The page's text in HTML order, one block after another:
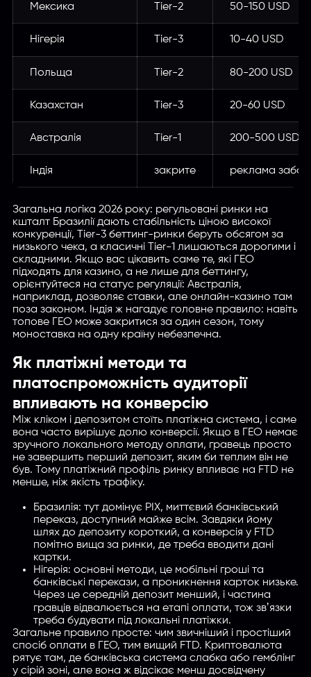
Мексика Tier-2 50-150 USD
Нігерія Tier-3 10-40 USD
Польща Tier-2 80-200 USD
Казахстан Tier-3 20-60 USD
Австралія Tier-1 200-500 USD
Індія закрите реклама
Загальна логіка 2026 року: регульовані ринки на
кшталт Бразилії дають стабільність ціною високої
конкуренції, Tier-3 беттинг-ринки беруть обсягом за
низького чека, а класичні Tier-1 лишаються дорогими і
складними. Якщо вас цікавить саме те, які ГЕО
підходять для казино, а не лише для беттингу,
орієнтуйтеся на статус регуляції: Австралія,
наприклад, дозволяє ставки, але онлайн-казино там
поза законом. Індія ж нагадує головне правило: навіть
топове ГЕО може закритися за один сезон, тому
моноставка на одну країну небезпечна.
Як платіжні методи та
платоспроможність аудиторії
впливають на конверсію
Між кліком і депозитом стоїть платіжна система, і саме
вона часто вирішує долю конверсії. Якщо в ГЕО немає
зручного локального методу оплати, гравець просто
не завершить перший депозит, яким би теплим він не
був. Тому платіжний профіль ринку впливає на FTD не
менше, ніж якість трафіку.
Бразилія: тут домінує PIX, миттєвий банківський
переказ, доступний майже всім. Завдяки йому
шлях до депозиту короткий, а конверсія у FTD
помітно вища за ринки, де треба вводити дані
картки.
Нігерія: основні методи, це мобільні гроші та
банківські перекази, а проникнення карток низьке.
Через це середній депозит менший, і частина
гравців відвалюється на етапі оплати, тож звʼязки
треба будувати під локальні платіжки.
Загальне правило просте: чим звичніший і простіший
спосіб оплати в ГЕО, тим вищий FTD. Криптовалюта
рятує там, де банківська система слабка або гемблінг
у сірій зоні, але вона ж відсікає менш досвідчену